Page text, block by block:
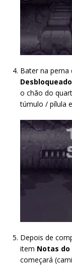
Bater na perna
o chão do
túmulo / pílula
Depois de
item Notas do
começará